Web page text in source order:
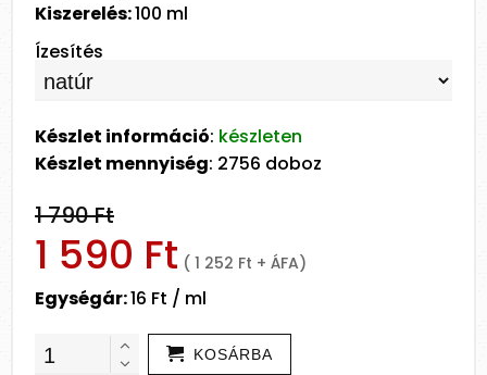
Kiszerelés:100 ml
Ízesítés
Készlet információ: készleten
Készlet mennyiség: 2756 doboz
1 790 Ft
1 590 Ft ( 1 252 Ft + ÁFA)
Egységár:16 Ft / ml
KOSÁRBA